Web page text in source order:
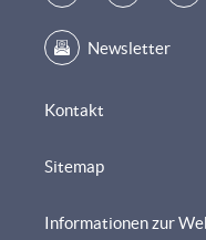
Newsletter
Kontakt
Sitemap
Informationen zur